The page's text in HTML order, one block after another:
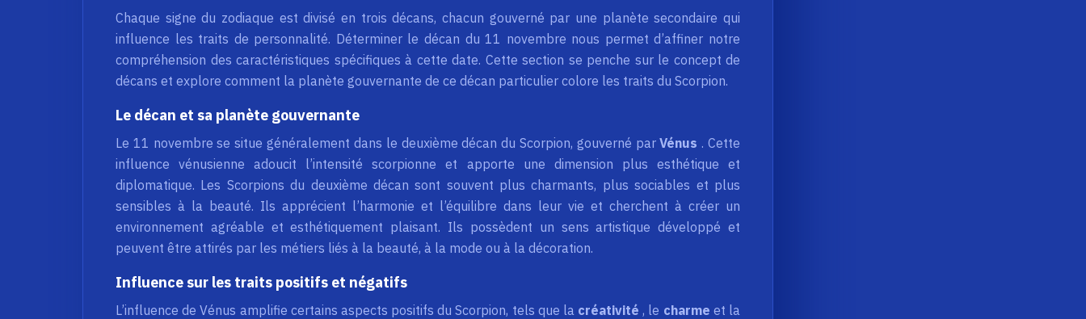
Chaque signe du zodiaque est divisé en trois décans, chacun gouverné par une planète secondaire qui
influence les traits de personnalité. Déterminer le décan du 11 novembre nous permet d’affiner notre
compréhension des caractéristiques spécifiques à cette date. Cette section se penche sur le concept de
décans et explore comment la planète gouvernante de ce décan particulier colore les traits du Scorpion.
Le décan et sa planète gouvernante
Le 11 novembre se situe généralement dans le deuxième décan du Scorpion, gouverné parVénus. Cette
influence vénusienne adoucit l’intensité scorpionne et apporte une dimension plus esthétique et
diplomatique. Les Scorpions du deuxième décan sont souvent plus charmants, plus sociables et plus
sensibles à la beauté. Ils apprécient l’harmonie et l’équilibre dans leur vie et cherchent à créer un
environnement agréable et esthétiquement plaisant. Ils possèdent un sens artistique développé et
peuvent être attirés par les métiers liés à la beauté, à la mode ou à la décoration.
Influence sur les traits positifs et négatifs
L’influence de Vénus amplifie certains aspects positifs du Scorpion, tels que la créativité, le charme et la